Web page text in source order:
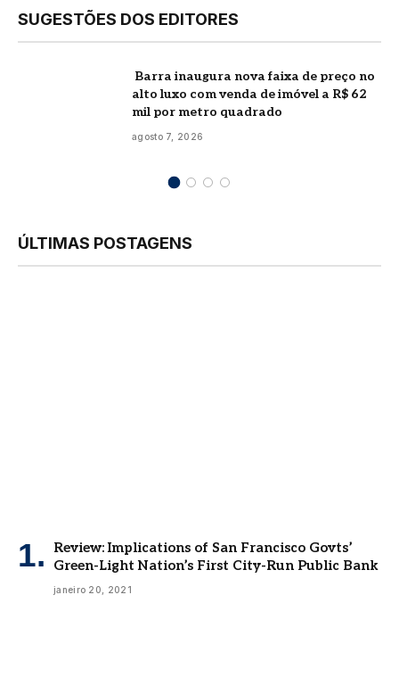
SUGESTÕES DOS EDITORES
Barra inaugura nova faixa de preço no
alto luxo com venda de imóvel a R$ 62
mil por metro quadrado
agosto 7, 2026
ÚLTIMAS POSTAGENS
Review: Implications of San Francisco Govts’
Green-Light Nation’s First City-Run Public Bank
janeiro 20, 2021